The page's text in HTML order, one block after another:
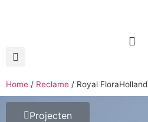
Home / Reclame / Royal FloraHolland
Projecten